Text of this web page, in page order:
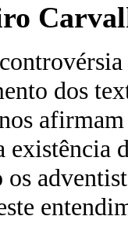
dos
afirmam
existência
os